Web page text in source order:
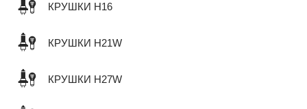
КРУШКИ H16
КРУШКИ H21W
КРУШКИ H27W